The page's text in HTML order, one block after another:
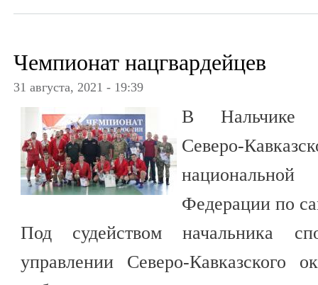
Чемпионат нацгвардейцев
31 августа, 2021 - 19:39
В Нальчике
Северо-
Федерации по
Под судейством начальника
управлении Северо-Кавказского